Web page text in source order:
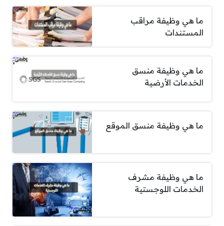
ما هي وظيفة مراقب
المستندات
ما هي وظيفة منسق
الخدمات الأرضية
ما هي وظيفة منسق الموقع
ما هي وظيفة مشرف
الخدمات اللوجستية